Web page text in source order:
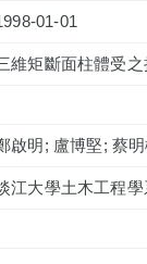
01-01
維矩斷面柱體受
啟明; 盧博堅; 蔡
江大學土木工程學